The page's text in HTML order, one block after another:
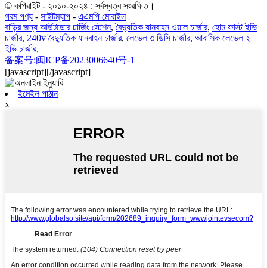
© কপিরাইট - ২০১০-২০২৪ : সর্বস্বত্ব সংরক্ষিত।
গরম পণ্য - সাইটম্যাপ - এএমপি মোবাইল
বাড়ির জন্য আউটডোর চার্জিং স্টেশন,বৈদ্যুতিক যানবাহন ওয়াল চার্জার, হোম ফাস্ট ইভি
চার্জার, 240v বৈদ্যুতিক যানবাহন চার্জার, লেভেল ৩ ডিসি চার্জার, আবাসিক লেভেল ২
ইভি চার্জার,
备案号:闽ICP备2023006640号-1
[javascript][/javascript]
ইমেইল পাঠান
x